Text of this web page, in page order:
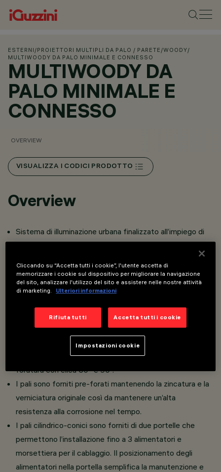
ESTERNI /PROIETTORI MULTIPLI DA PALO / PARETE /WOODY/
MULTIWOODY DA PALO MINIMALE E CONNESSO
MULTIWOODY DA
PALO MINIMALE E
CONNESSO
OVERVIEW
VISUALIZZA I CODICI PRODOTTO
Overview
Sistema di illuminazione urbana finalizzato all’impiego di
Installazione su pali pre-forati tramite flangia dal design
minimale e bracci singolo o doppio per pali cilindrico-
conici Ø102 - Ø120mm.
da: 2 fori con inserti in ottone per l'installazione della
flangia e 1 foro con gommino per il passaggio del cavo
del prodotto installato.
Sono disponibili forature verticali, forature orizzontali,
foratura con elica 60° e 90°.
I pali sono forniti pre-forati mantenendo la zincatura e la
verniciatura originale così da mantenere un’alta
resistenza alla corrosione nel tempo.
I pali cilindrico-conici sono forniti di due portelle che
permettono l’installazione fino a 3 alimentatori e
morsettiera per il cablaggio. Il posizionamento degli
alimentatori nella portella semplifica la manutenzione e
Cliccando su “Accetta tutti i cookie”, l'utente accetta di
memorizzare i cookie sul dispositivo per migliorare la navigazione
del sito, analizzare l'utilizzo del sito e assistere nelle nostre attività
di marketing.
Ulteriori informazioni
Rifiuta tutti Accetta tutti i cookie
Impostazioni cookie